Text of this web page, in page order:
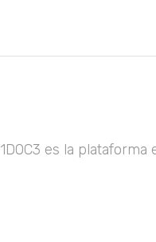
1DOC3 es la